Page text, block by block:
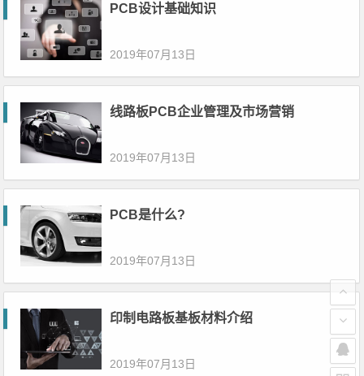
PCB设计基础知识
2019年07月13日
线路板PCB企业管理及市场营销
2019年07月13日
PCB是什么?
2019年07月13日
印制电路板基板材料介绍
2019年07月13日